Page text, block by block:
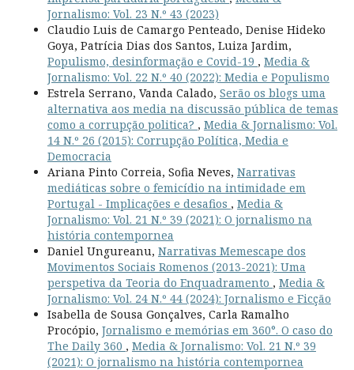
Jornalismo: Vol. 23 N.º 43 (2023)
Claudio Luis de Camargo Penteado, Denise Hideko
Goya, Patrícia Dias dos Santos, Luiza Jardim,
Populismo, desinformação e Covid-19 , Media &
Jornalismo: Vol. 22 N.º 40 (2022): Media e Populismo
Estrela Serrano, Vanda Calado, Serão os blogs uma
alternativa aos media na discussão pública de temas
como a corrupção politica? , Media & Jornalismo: Vol.
14 N.º 26 (2015): Corrupção Política, Media e
Democracia
Ariana Pinto Correia, Sofia Neves, Narrativas
mediáticas sobre o femicídio na intimidade em
Portugal - Implicações e desafios , Media &
Jornalismo: Vol. 21 N.º 39 (2021): O jornalismo na
história contempornea
Daniel Ungureanu, Narrativas Memescape dos
Movimentos Sociais Romenos (2013-2021): Uma
perspetiva da Teoria do Enquadramento , Media &
Jornalismo: Vol. 24 N.º 44 (2024): Jornalismo e Ficção
Isabella de Sousa Gonçalves, Carla Ramalho
Procópio, Jornalismo e memórias em 360°. O caso do
The Daily 360 , Media & Jornalismo: Vol. 21 N.º 39
(2021): O jornalismo na história contempornea